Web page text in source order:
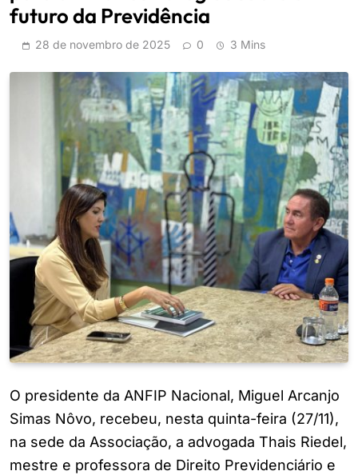
futuro da Previdência
28 de novembro de 2025 0 3 Mins
O presidente da ANFIP Nacional, Miguel Arcanjo
Simas Nôvo, recebeu, nesta quinta-feira (27/11),
na sede da Associação, a advogada Thais Riedel,
mestre e professora de Direito Previdenciário e